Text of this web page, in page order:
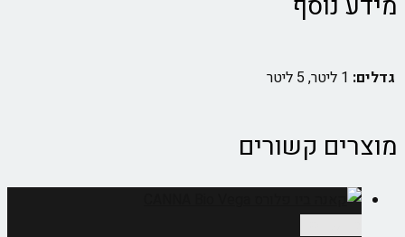
גדלים: 1 ליטר, 5 ליטר
מוצרים קשורים